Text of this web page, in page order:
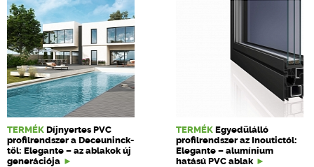
TERMÉK Díjnyertes PVC
profilrendszer a Deceuninck-
től: Elegante – az ablakok új
generációja
TERMÉK Egyedülálló
profilrendszer az Inoutictól:
Elegante – alumínium
hatású PVC ablak